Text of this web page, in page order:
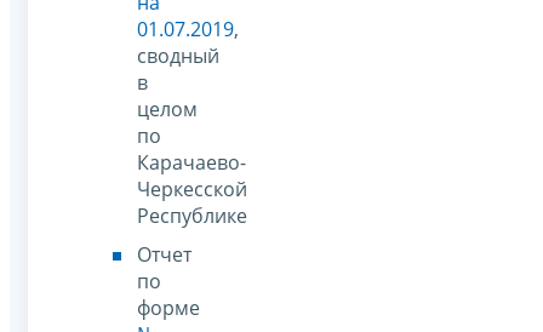
01.07.2019,
сводный
в
целом
по
Карачаево-
Черкесской
Республике
Отчет
по
форме